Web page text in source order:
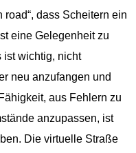
road“, dass Scheitern ein
eine Gelegenheit zu
ist wichtig, nicht
neu anzufangen und
aus Fehlern zu
anzupassen, ist
Die virtuelle Straße